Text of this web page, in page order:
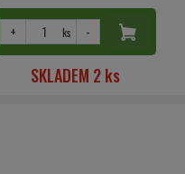
+ ks -
SKLADEM 2 ks